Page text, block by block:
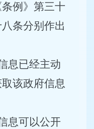
例》第三十
条分别作出
息已经主动
该政府信息
息可以公开